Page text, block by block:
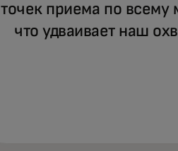
точек приема по всему
что удваивает наш